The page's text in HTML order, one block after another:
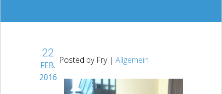
22
FEB.
2016
Posted by Fry | Allgemein